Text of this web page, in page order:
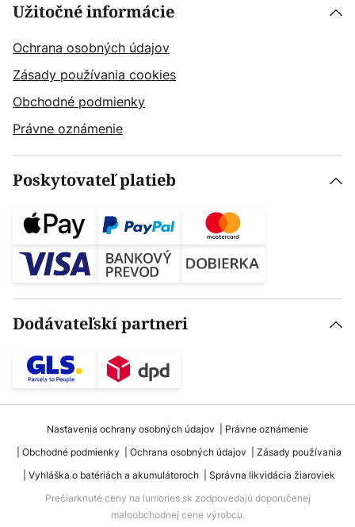
Užitočné informácie
Ochrana osobných údajov
Zásady používania cookies
Obchodné podmienky
Právne oznámenie
Poskytovateľ platieb
Dodávateľskí partneri
Nastavenia ochrany osobných údajov
Právne oznámenie
Obchodné podmienky
Ochrana osobných údajov
Zásady používania
Vyhláška o batériách a akumulátoroch
Správna likvidácia žiaroviek
Prečiarknuté ceny na lumories.sk zodpovedajú doporučenej
maloobchodnej cene výrobcu.